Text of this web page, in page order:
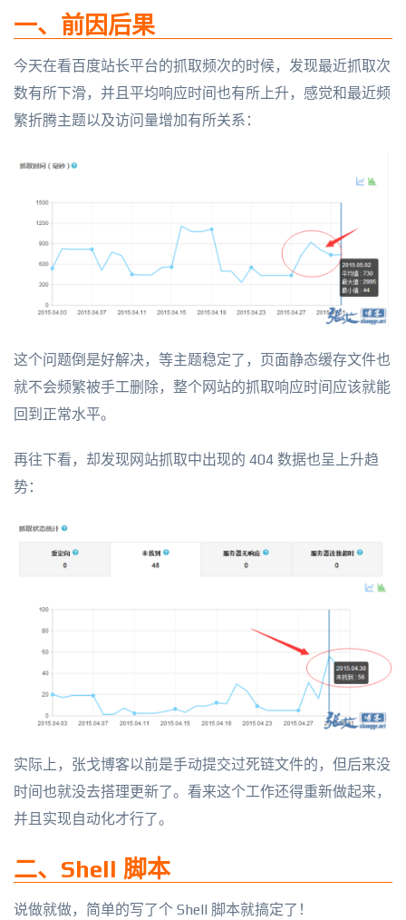
一、前因后果
今天在看百度站长平台的抓取频次的时候，发现最近抓取次
数有所下滑，并且平均响应时间也有所上升，感觉和最近频
繁折腾主题以及访问量增加有所关系：
这个问题倒是好解决，等主题稳定了，页面静态缓存文件也
就不会频繁被手工删除，整个网站的抓取响应时间应该就能
回到正常水平。
再往下看，却发现网站抓取中出现的 404 数据也呈上升趋
势：
实际上，张戈博客以前是手动提交过死链文件的，但后来没
时间也就没去搭理更新了。看来这个工作还得重新做起来，
并且实现自动化才行了。
二、Shell 脚本
说做就做，简单的写了个 Shell 脚本就搞定了！